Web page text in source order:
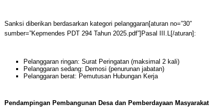
Sanksi diberikan berdasarkan kategori pelanggaran[aturan no=”30″
sumber=”Kepmendes PDT 294 Tahun 2025.pdf”]Pasal III.L[/aturan]:
Pelanggaran ringan: Surat Peringatan (maksimal 2 kali)
Pelanggaran sedang: Demosi (penurunan jabatan)
Pelanggaran berat: Pemutusan Hubungan Kerja
Pendampingan Pembangunan Desa dan Pemberdayaan Masyarakat